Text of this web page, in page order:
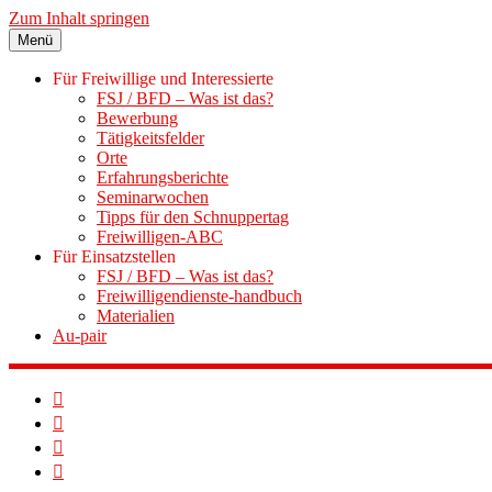
Zum Inhalt springen
Menü
Für Freiwillige und Interessierte
FSJ / BFD – Was ist das?
Bewerbung
Tätigkeitsfelder
Orte
Erfahrungsberichte
Seminarwochen
Tipps für den Schnuppertag
Freiwilligen-ABC
Für Einsatzstellen
FSJ / BFD – Was ist das?
Freiwilligendienste-handbuch
Materialien
Au-pair